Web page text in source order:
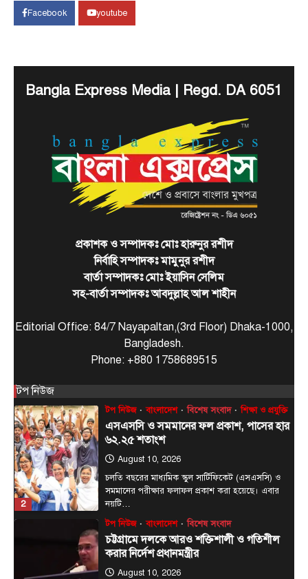
Facebook youtube
Bangla Express Media | Regd. DA 6051
প্রকাশক ও সম্পাদকঃ মোঃ হারুনুর রশীদ
নির্বাহি সম্পাদকঃ মামুনুর রশীদ
বার্তা সম্পাদকঃ মোঃ ইয়াসিন সেলিম
সহ-বার্তা সম্পাদকঃ আবদুল্লাহ আল শাহীন
Editorial Office: 84/7 Nayapaltan,(3rd Floor) Dhaka-1000,
Bangladesh.
Phone: +880 1758689515
টপ নিউজ
August 9, 2026
প্রধানমন্ত্রী ও বিএনপি চেয়ারম্যান তারেক রহমান বলেছেন,
বন্যায় ক্ষতিগ্রস্তদের হাতে ঘরের চাবি তুলে
প্রধানমন্ত্রী তারেক রহমান বাঁশখালীর বন্যায় ক্ষতিগ্রস্তদের
হাতে টিনের নতুন ঘরের চাবি তুলে দিয়েছেন। আজ
রোববার…
টপ নিউজ বাংলাদেশ রাজনীতি
প্রধানমন্ত্রীর সঙ্গে ভারতীয় হাইকমিশনার দীনেশ
ত্রিবেদীর বৈঠক
প্রধানমন্ত্রী তারেক রহমানের সঙ্গে বৈঠক করেছেন ঢাকায়
নিযুক্ত ভারতের হাইকমিশনার দীনেশ ত্রিবেদী। আজ
সোমবার বেলা…
2
টপ নিউজ বাংলাদেশ বিশেষ সংবাদ
৬২.২৫ শতাংশ
August 10, 2026
চলতি বছরের মাধ্যমিক স্কুল সার্টিফিকেট (এসএসসি) ও
3
টপ নিউজ বাংলাদেশ বিশেষ সংবাদ
চট্টগ্রামে দলকে আরও শক্তিশালী ও গতিশীল
করার নির্দেশ প্রধানমন্ত্রীর
August 10, 2026
এনামুল হক রাশেদী, চট্টগ্রামঃ তৃণমূলে সংগঠন শক্তিশালী,
নেতাকর্মীদের মধ্যে সমন্বয় বাড়ানোর ওপর গুরুত্ব চট্টগ্রামে
বিএনপির…
টপ নিউজ বাংলাদেশ বিশেষ সংবাদ
যারা শান্তি-শৃঙ্খলা নষ্ট করতে চায় তাদের বিরুদ্ধে
সতর্ক থাকতে হবে: প্রধানমন্ত্রী
August 9, 2026